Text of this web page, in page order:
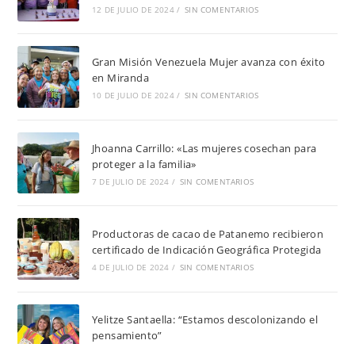
12 DE JULIO DE 2024 / SIN COMENTARIOS
Gran Misión Venezuela Mujer avanza con éxito
en Miranda
10 DE JULIO DE 2024 / SIN COMENTARIOS
Jhoanna Carrillo: «Las mujeres cosechan para
proteger a la familia»
7 DE JULIO DE 2024 / SIN COMENTARIOS
Productoras de cacao de Patanemo recibieron
certificado de Indicación Geográfica Protegida
4 DE JULIO DE 2024 / SIN COMENTARIOS
Yelitze Santaella: “Estamos descolonizando el
pensamiento”